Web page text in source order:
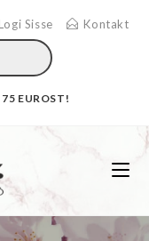
Logi Sisse Kontakt
EUROST!